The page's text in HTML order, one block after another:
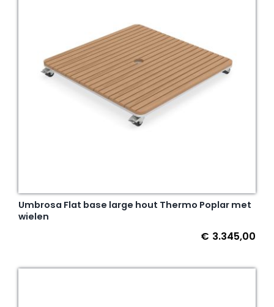
Umbrosa Flat base large hout Thermo Poplar met
wielen
€ 3.345,00